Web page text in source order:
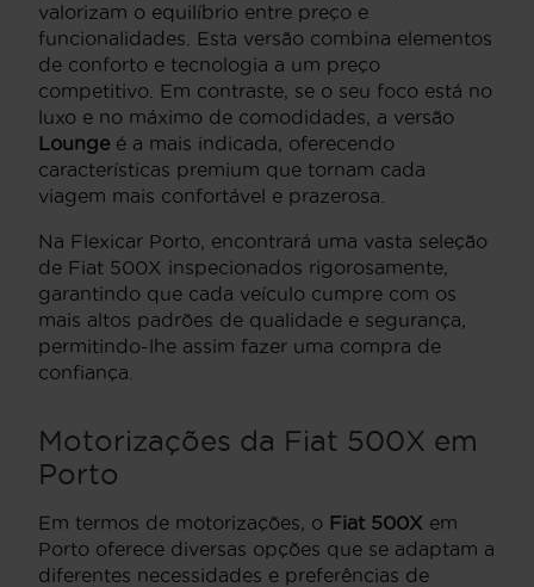
valorizam o equilíbrio entre preço e
funcionalidades. Esta versão combina elementos
de conforto e tecnologia a um preço
competitivo. Em contraste, se o seu foco está no
luxo e no máximo de comodidades, a versão
Lounge é a mais indicada, oferecendo
características premium que tornam cada
viagem mais confortável e prazerosa.
Na Flexicar Porto, encontrará uma vasta seleção
de Fiat 500X inspecionados rigorosamente,
garantindo que cada veículo cumpre com os
mais altos padrões de qualidade e segurança,
permitindo-lhe assim fazer uma compra de
confiança.
Motorizações da Fiat 500X em
Porto
Em termos de motorizações, o Fiat 500X em
Porto oferece diversas opções que se adaptam a
diferentes necessidades e preferências de